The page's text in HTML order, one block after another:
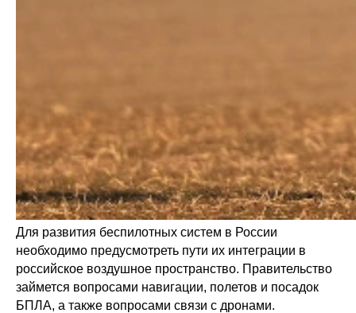
Для развития беспилотных систем в России
необходимо предусмотреть пути их интеграции в
российское воздушное пространство. Правительство
займется вопросами навигации, полетов и посадок
БПЛА, а также вопросами связи с дронами.